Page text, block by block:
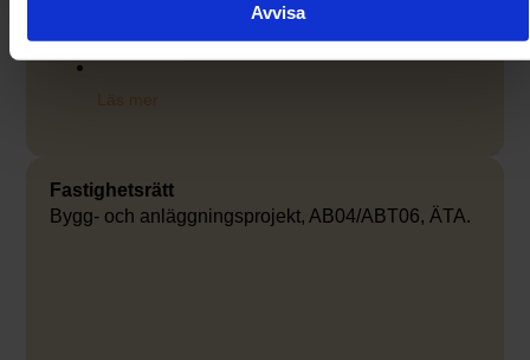
Avvisa
Läs mer
Fastighetsrätt
Bygg- och anläggningsprojekt, AB04/ABT06, ÄTA.